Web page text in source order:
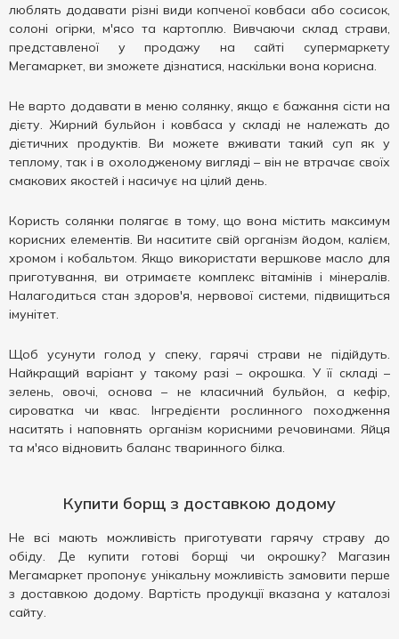
люблять додавати різні види копченої ковбаси або сосисок,
солоні огірки, м'ясо та картоплю. Вивчаючи склад страви,
представленої у продажу на сайті супермаркету
Мегамаркет, ви зможете дізнатися, наскільки вона корисна.
Не варто додавати в меню солянку, якщо є бажання сісти на
дієту. Жирний бульйон і ковбаса у складі не належать до
дієтичних продуктів. Ви можете вживати такий суп як у
теплому, так і в охолодженому вигляді – він не втрачає своїх
смакових якостей і насичує на цілий день.
Користь солянки полягає в тому, що вона містить максимум
корисних елементів. Ви наситите свій організм йодом, калієм,
хромом і кобальтом. Якщо використати вершкове масло для
приготування, ви отримаєте комплекс вітамінів і мінералів.
Налагодиться стан здоров'я, нервової системи, підвищиться
імунітет.
Щоб усунути голод у спеку, гарячі страви не підійдуть.
Найкращий варіант у такому разі – окрошка. У її складі –
зелень, овочі, основа – не класичний бульйон, а кефір,
сироватка чи квас. Інгредієнти рослинного походження
наситять і наповнять організм корисними речовинами. Яйця
та м'ясо відновить баланс тваринного білка.
Купити борщ з доставкою додому
Не всі мають можливість приготувати гарячу страву до
обіду. Де купити готові борщі чи окрошку? Магазин
Мегамаркет пропонує унікальну можливість замовити перше
з доставкою додому. Вартість продукції вказана у каталозі
сайту.